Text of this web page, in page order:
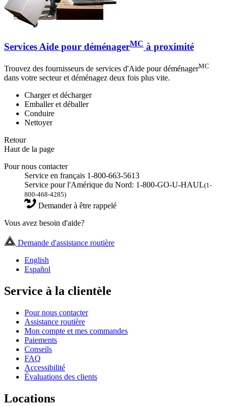
Services Aide pour déménagerMC à proximité
Trouvez des fournisseurs de services d'Aide pour déménagerMC
dans votre secteur et déménagez deux fois plus vite.
Charger et décharger
Emballer et déballer
Conduire
Nettoyer
Retour
Haut de la page
Pour nous contacter
Service en français 1-800-663-5613
Service pour l'Amérique du Nord: 1-800-GO-U-HAUL(1-
800-468-4285)
Demander à être rappelé
Vous avez besoin d'aide?
Demande d'assistance routière
English
Español
Service à la clientèle
Pour nous contacter
Assistance routière
Mon compte et mes commandes
Paiements
Conseils
FAQ
Accessibilité
Évaluations des clients
Locations